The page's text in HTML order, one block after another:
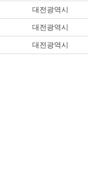
대전광역시
대전광역시
대전광역시